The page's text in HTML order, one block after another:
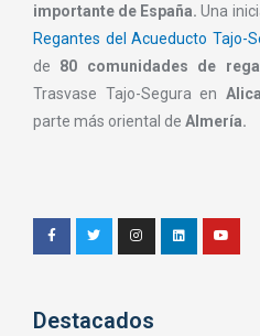
importante de España.Una
Regantes del Acueducto Tajo-
de 80 comunidades de
Trasvase Tajo-Segura en
parte más oriental de Almería.
Destacados